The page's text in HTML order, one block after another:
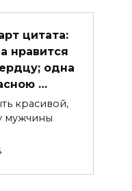
цитата:
нравится
одна
…
красивой,
мужчины